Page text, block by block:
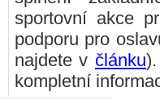
sportovní akce
podporu pro
najdete v článku
kompletní